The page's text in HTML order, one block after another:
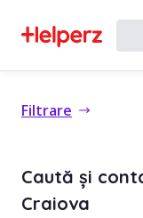
Filtrare
Caută și
Craiova